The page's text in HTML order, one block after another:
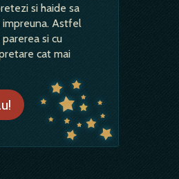
si haide sa
Astfel
si cu
cat mai